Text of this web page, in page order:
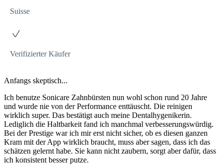
Suisse
Verifizierter Käufer
Anfangs skeptisch...
Ich benutze Sonicare Zahnbürsten nun wohl schon rund 20 Jahre
und wurde nie von der Performance enttäuscht. Die reinigen
wirklich super. Das bestätigt auch meine Dentalhygenikerin.
Lediglich die Haltbarkeit fand ich manchmal verbesserungswürdig.
Bei der Prestige war ich mir erst nicht sicher, ob es diesen ganzen
Kram mit der App wirklich braucht, muss aber sagen, dass ich das
schätzen gelernt habe. Sie kann nicht zaubern, sorgt aber dafür, dass
ich konsistent besser putze.